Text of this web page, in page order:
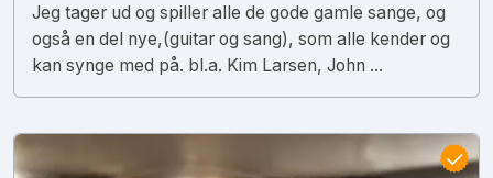
Jeg tager ud og spiller alle de gode gamle sange, og
også en del nye,(guitar og sang), som alle kender og
kan synge med på. bl.a. Kim Larsen, John ...